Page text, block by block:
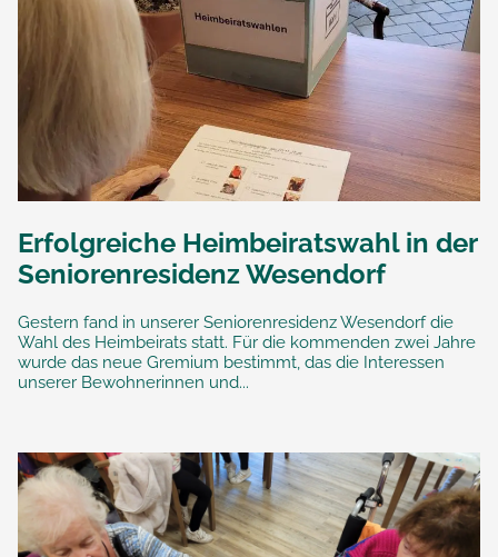
Erfolgreiche Heimbeiratswahl in der
Seniorenresidenz Wesendorf
Gestern fand in unserer Seniorenresidenz Wesendorf die
Wahl des Heimbeirats statt. Für die kommenden zwei Jahre
wurde das neue Gremium bestimmt, das die Interessen
unserer Bewohnerinnen und...